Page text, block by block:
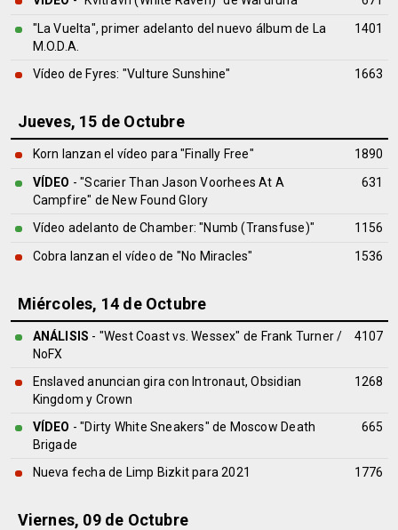
"La Vuelta", primer adelanto del nuevo álbum de La
M.O.D.A.
1401
Vídeo de Fyres: "Vulture Sunshine" 1663
Jueves, 15 de Octubre
Korn lanzan el vídeo para "Finally Free"
1890
VÍDEO - "Scarier Than Jason Voorhees At A
Campfire" de New Found Glory
631
Vídeo adelanto de Chamber: "Numb (Transfuse)"
1156
Cobra lanzan el vídeo de "No Miracles"
1536
Miércoles, 14 de Octubre
ANÁLISIS - "West Coast vs. Wessex" de Frank Turner/
NoFX
4107
Enslaved anuncian gira con Intronaut, Obsidian
Kingdom y Crown
1268
VÍDEO - "Dirty White Sneakers" de Moscow Death
Brigade
665
Nueva fecha de Limp Bizkit para 2021 1776
Viernes, 09 de Octubre